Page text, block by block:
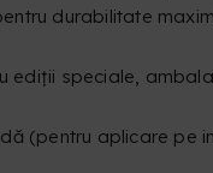
durabilitate
ediții speciale,
(pentru aplicare pe